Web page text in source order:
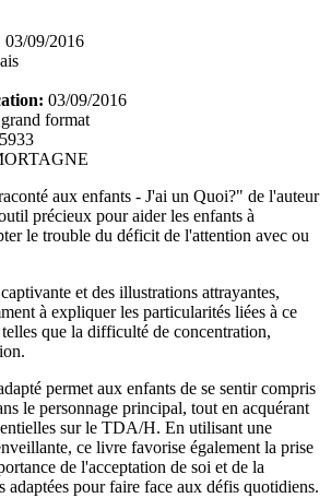
03/09/2016
03/09/2016
format
aux enfants - J'ai un Quoi?" de l'auteur
précieux pour aider les enfants à
le trouble du déficit de l'attention avec ou
et des illustrations attrayantes,
à expliquer les particularités liées à ce
que la difficulté de concentration,
permet aux enfants de se sentir compris
le personnage principal, tout en acquérant
sur le TDA/H. En utilisant une
ce livre favorise également la prise
de l'acceptation de soi et de la
adaptées pour faire face aux défis quotidiens.